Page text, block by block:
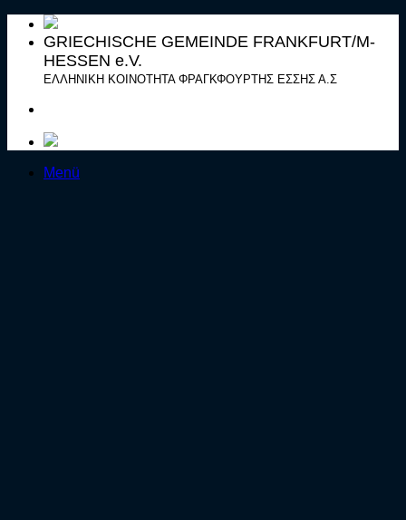
Zum
Inhalt
springen
GRIECHISCHE GEMEINDE FRANKFURT/M-
HESSEN e.V.
ΕΛΛΗΝΙΚΗ ΚΟΙΝΟΤΗΤΑ ΦΡΑΓΚΦΟΥΡΤΗΣ ΕΣΣΗΣ Α.Σ
Menü